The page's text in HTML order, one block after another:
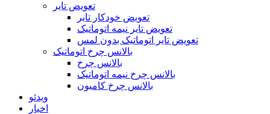
تعویض تایر
تعویض خودکار تایر
تعویض تایر نیمه اتوماتیک
تعویض تایر اتوماتیک بدون لمس
بالانس چرخ اتوماتیک
بالانس چرخ
بالانس چرخ نیمه اتوماتیک
بالانس چرخ کامیون
ویدئو
اخبار